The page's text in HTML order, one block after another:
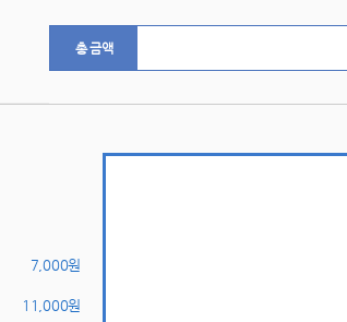
총 금액
7,000원
11,000원